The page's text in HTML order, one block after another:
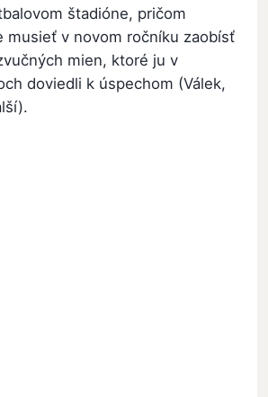
štadióne, pričom
musieť v novom ročníku zaobísť
mien, ktoré ju v
doviedli k úspechom (Válek,